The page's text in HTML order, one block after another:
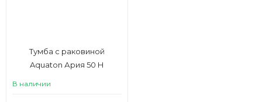
Тумба с раковиной
Aquaton Ария 50 Н
В наличии